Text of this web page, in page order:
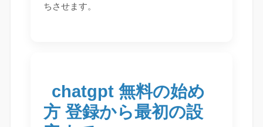
ちさせます。
chatgpt 無料の始め
方 登録から最初の設